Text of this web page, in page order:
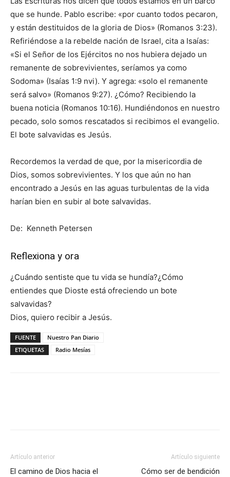
que se hunde. Pablo escribe: «por cuanto todos pecaron,
y están destituidos de la gloria de Dios» (Romanos 3:23).
Refiriéndose a la rebelde nación de Israel, cita a Isaías:
«Si el Señor de los Ejércitos no nos hubiera dejado un
remanente de sobrevivientes, seríamos ya como
Sodoma» (Isaías 1:9 nvi). Y agrega: «solo el remanente
será salvo» (Romanos 9:27). ¿Cómo? Recibiendo la
buena noticia (Romanos 10:16). Hundiéndonos en nuestro
pecado, solo somos rescatados si recibimos el evangelio.
El bote salvavidas es Jesús.
Recordemos la verdad de que, por la misericordia de
Dios, somos sobrevivientes. Y los que aún no han
encontrado a Jesús en las aguas turbulentas de la vida
harían bien en subir al bote salvavidas.
De: Kenneth Petersen
Reflexiona y ora
¿Cuándo sentiste que tu vida se hundía?¿Cómo
entiendes que Dioste está ofreciendo un bote
salvavidas?
Dios, quiero recibir a Jesús.
FUENTE
Nuestro Pan Diario
ETIQUETAS
Radio Mesías
Artículo anterior
El camino de Dios hacia el
Artículo siguiente
Cómo ser de bendición